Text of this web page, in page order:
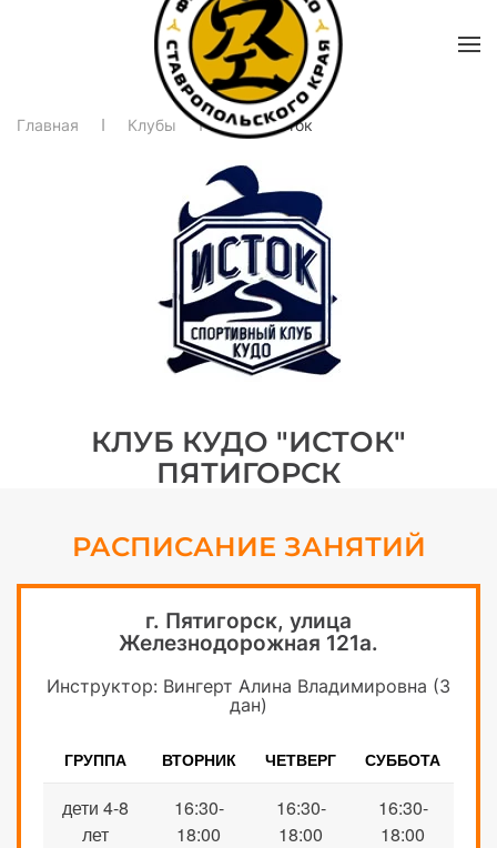
Главная Клубы Клуб Исток
КЛУБ КУДО "ИСТОК"
ПЯТИГОРСК
РАСПИСАНИЕ ЗАНЯТИЙ
г. Пятигорск, улица
Железнодорожная 121а.
Инструктор: Вингерт Алина Владимировна (3
дан)
ГРУППА ВТОРНИК ЧЕТВЕРГ СУББОТА
дети 4-8
лет
16:30-
18:00
16:30-
18:00
16:30-
18:00